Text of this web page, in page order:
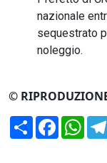
nazionale
sequestrato
noleggio.
©
Condividi